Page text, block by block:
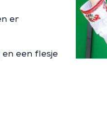
er
een flesje